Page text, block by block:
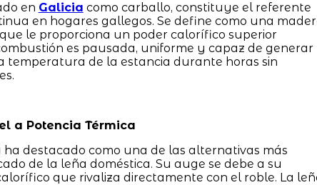
en Galicia como carballo, constituye el referente
en hogares gallegos. Se define como una
le proporciona un poder calorífico superior
es pausada, uniforme y capaz de generar
temperatura de la estancia durante horas sin
a Potencia Térmica
destacado como una de las alternativas más
de la leña doméstica. Su auge se debe a su
que rivaliza directamente con el roble. La